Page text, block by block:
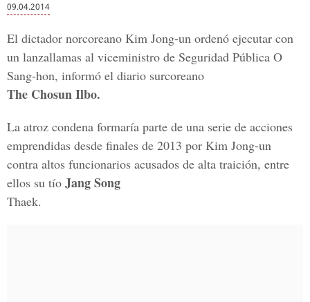
09.04.2014
El dictador norcoreano Kim Jong-un ordenó ejecutar con
un lanzallamas al viceministro de Seguridad Pública O
Sang-hon, informó el diario surcoreano
The Chosun Ilbo.
La atroz condena formaría parte de una serie de acciones
emprendidas desde finales de 2013 por Kim Jong-un
contra altos funcionarios acusados de alta traición, entre
ellos su tío Jang Song
Thaek.